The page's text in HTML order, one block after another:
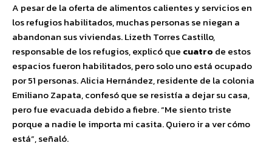
A pesar de la oferta de alimentos calientes y servicios en
los refugios habilitados, muchas personas se niegan a
abandonan sus viviendas. Lizeth Torres Castillo,
responsable de los refugios, explicó que cuatro de estos
espacios fueron habilitados, pero solo uno está ocupado
por 51 personas. Alicia Hernández, residente de la colonia
Emiliano Zapata, confesó que se resistía a dejar su casa,
pero fue evacuada debido a fiebre. “Me siento triste
porque a nadie le importa mi casita. Quiero ir a ver cómo
está”, señaló.